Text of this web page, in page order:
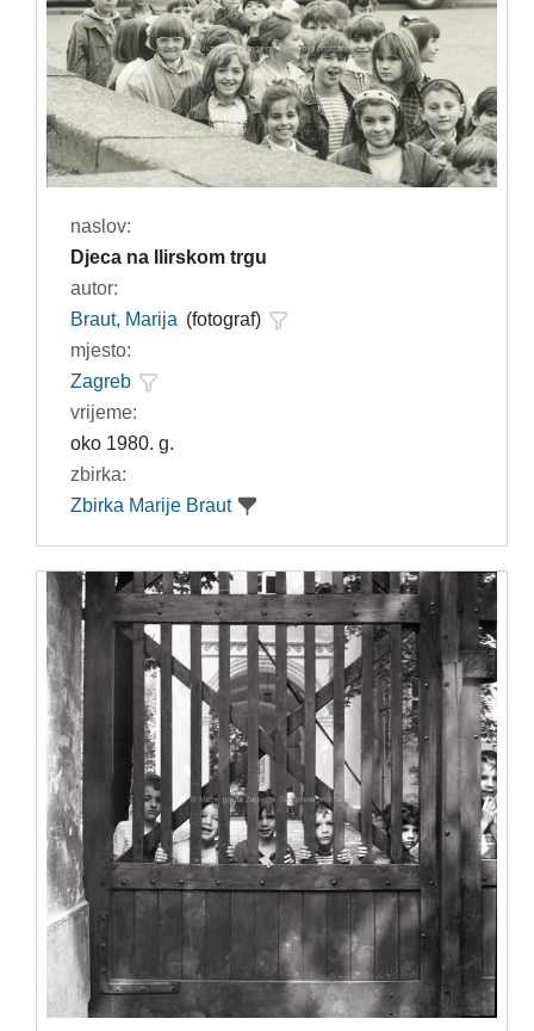
naslov:
Djeca na Ilirskom trgu
autor:
Braut, Marija (fotograf)
mjesto:
Zagreb
vrijeme:
oko 1980. g.
zbirka:
Zbirka Marije Braut